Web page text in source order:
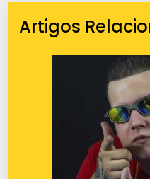
Artigos